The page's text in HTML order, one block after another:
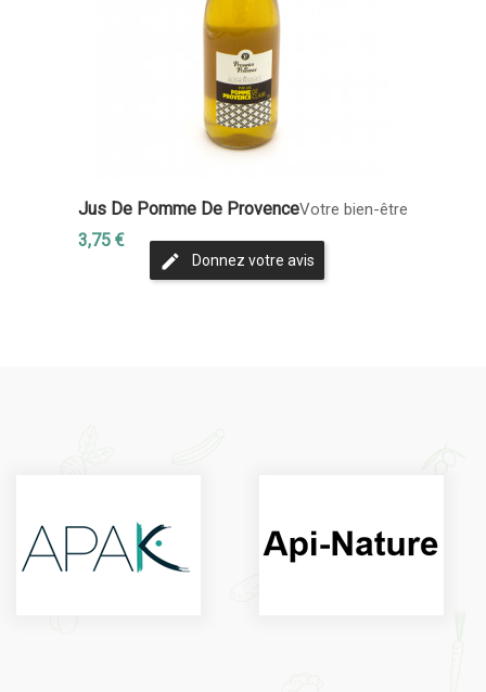
Jus De Pomme De ProvenceVotre bien-être
3,75 €
Donnez votre avis